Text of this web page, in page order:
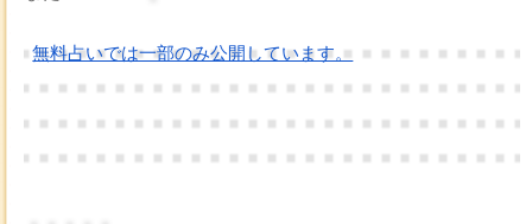
無料占いでは一部のみ公開しています。